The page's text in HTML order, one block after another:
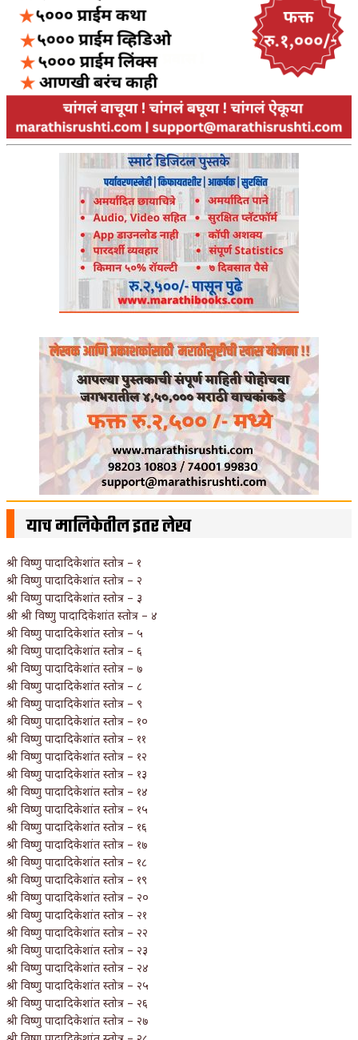
याच मालिकेतील इतर लेख
श्री विष्णु पादादिकेशांत स्तोत्र – १
श्री विष्णु पादादिकेशांत स्तोत्र – २
श्री विष्णु पादादिकेशांत स्तोत्र – ३
श्री श्री विष्णु पादादिकेशांत स्तोत्र – ४
श्री विष्णु पादादिकेशांत स्तोत्र – ५
श्री विष्णु पादादिकेशांत स्तोत्र – ६
श्री विष्णु पादादिकेशांत स्तोत्र – ७
श्री विष्णु पादादिकेशांत स्तोत्र – ८
श्री विष्णु पादादिकेशांत स्तोत्र – ९
श्री विष्णु पादादिकेशांत स्तोत्र – १०
श्री विष्णु पादादिकेशांत स्तोत्र – ११
श्री विष्णु पादादिकेशांत स्तोत्र – १२
श्री विष्णु पादादिकेशांत स्तोत्र – १३
श्री विष्णु पादादिकेशांत स्तोत्र – १४
श्री विष्णु पादादिकेशांत स्तोत्र – १५
श्री विष्णु पादादिकेशांत स्तोत्र – १६
श्री विष्णु पादादिकेशांत स्तोत्र – १७
श्री विष्णु पादादिकेशांत स्तोत्र – १८
श्री विष्णु पादादिकेशांत स्तोत्र – १९
श्री विष्णु पादादिकेशांत स्तोत्र – २०
श्री विष्णु पादादिकेशांत स्तोत्र – २१
श्री विष्णु पादादिकेशांत स्तोत्र – २२
श्री विष्णु पादादिकेशांत स्तोत्र – २३
श्री विष्णु पादादिकेशांत स्तोत्र – २४
श्री विष्णु पादादिकेशांत स्तोत्र – २५
श्री विष्णु पादादिकेशांत स्तोत्र – २६
श्री विष्णु पादादिकेशांत स्तोत्र – २७